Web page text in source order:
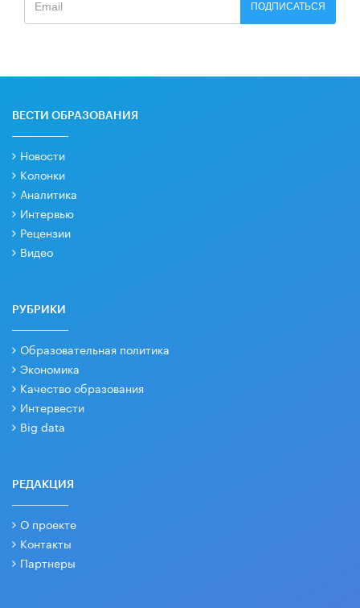
ПОДПИСАТЬСЯ
ВЕСТИ ОБРАЗОВАНИЯ
Новости
Колонки
Аналитика
Интервью
Рецензии
Видео
РУБРИКИ
Образовательная политика
Экономика
Качество образования
Интервести
Big data
РЕДАКЦИЯ
О проекте
Контакты
Партнеры